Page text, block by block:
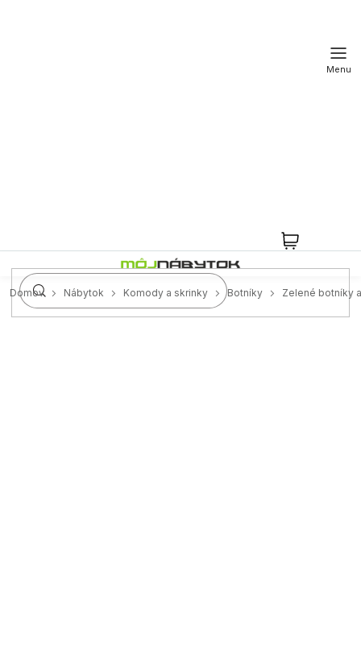
KOŠÍK
Domov Nábytok Komody a skrinky Botníky Zelené botníky